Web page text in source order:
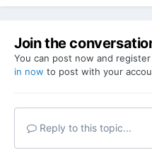
Join the
You can post now and
in now to post with your
Reply to this topic...